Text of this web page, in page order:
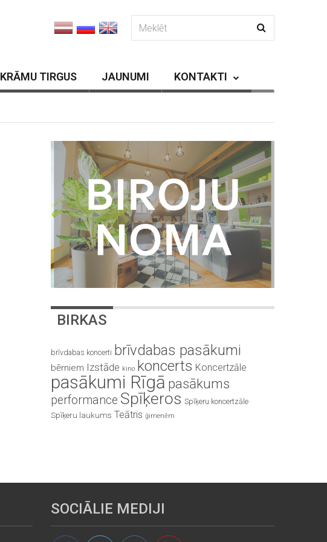
KRĀMU TIRGUS JAUNUMI KONTAKTI
BIRKAS
brīvdabas koncerti brīvdabas pasākumi
bērniem Izstāde kino koncerts Koncertzāle
pasākumi Rīgā pasākums
performance Spīķeros Spīķeru koncertzāle
Spīķeru laukums Teātris ģimenēm
SOCIĀLIE MEDIJI